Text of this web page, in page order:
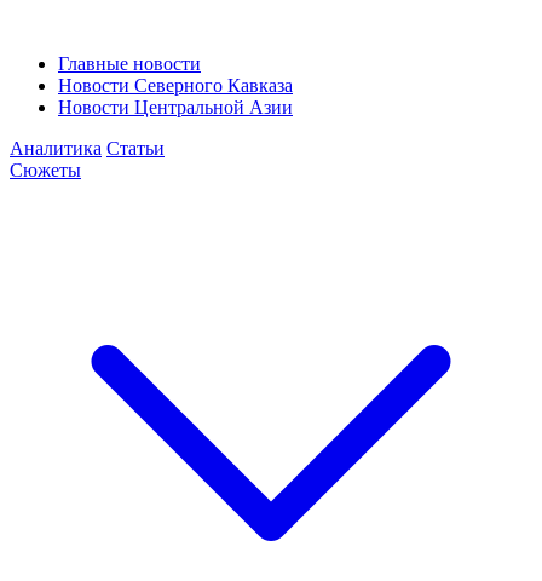
Главные новости
Новости Северного Кавказа
Новости Центральной Азии
Аналитика Статьи
Сюжеты